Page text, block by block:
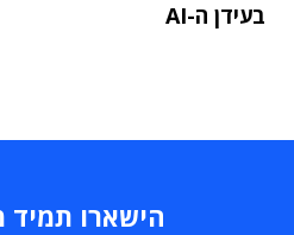
בעידן ה-AI
הישארו תמיד